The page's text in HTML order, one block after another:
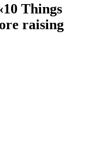
Things
raising